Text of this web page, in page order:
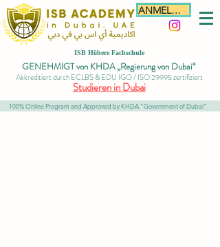
ANMELDEN
ISB Höhere Fachschule
GENEHMIGT von KHDA „Regierung von Dubai“
Akkreditiert durch ECLBS & EDU IGO / ISO 29995 zertifiziert
Studieren in Dubai
100% Online Program and Approved by KHDA "Government of Dubai"